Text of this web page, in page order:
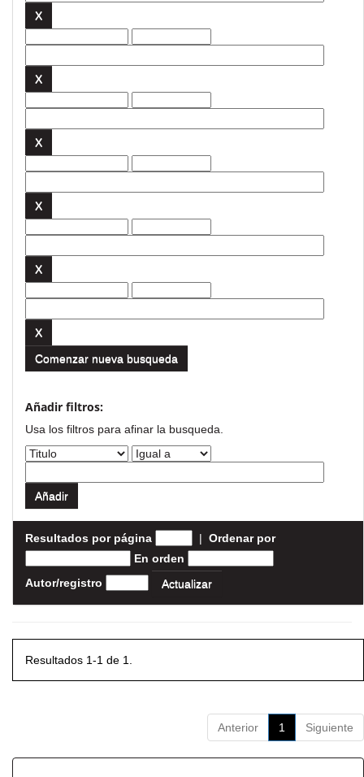
Comenzar nueva busqueda
Añadir filtros:
Usa los filtros para afinar la busqueda.
Resultados por página | Ordenar por
En orden
Autor/registro
Resultados 1-1 de 1.
Anterior 1 Siguiente